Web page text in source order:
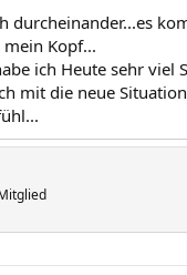
durcheinander...es
Kopf...
ich Heute sehr viel
mit die neue